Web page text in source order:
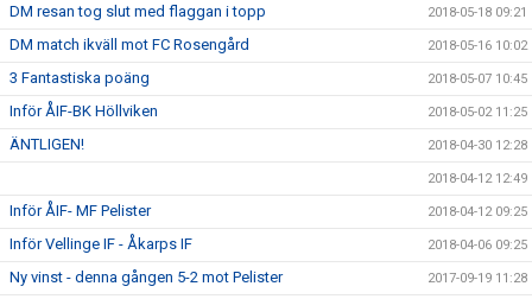
DM resan tog slut med flaggan i topp 2018-05-18 09:21
DM match ikväll mot FC Rosengård 2018-05-16 10:02
3 Fantastiska poäng 2018-05-07 10:45
Inför ÅIF-BK Höllviken 2018-05-02 11:25
ÄNTLIGEN! 2018-04-30 12:28
2018-04-12 12:49
Inför ÅIF- MF Pelister 2018-04-12 09:25
Inför Vellinge IF - Åkarps IF 2018-04-06 09:25
Ny vinst - denna gången 5-2 mot Pelister 2017-09-19 11:28